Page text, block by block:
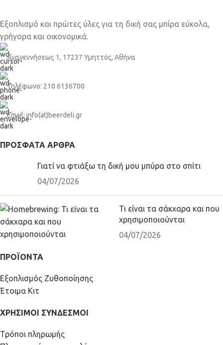
Εξοπλισμό και πρώτες ύλες για τη δική σας μπίρα εύκολα,
γρήγορα και οικονομικά.
Αναγεννήσεως 1, 17237 Υμηττός, Αθήνα
Τηλέφωνο: 210 6136700
Email: info(at)beerdeli.gr
ΠΡΌΣΦΑΤΑ ΆΡΘΡΑ
Γιατί να φτιάξω τη δική μου μπύρα στο σπίτι
04/07/2026
Τι είναι τα σάκχαρα και που
χρησιμοποιούνται
04/07/2026
ΠΡΟΪΟΝΤΑ
Εξοπλισμός Ζυθοποίησης
Έτοιμα Κιτ
ΧΡΗΣΙΜΟΙ ΣΥΝΔΕΣΜΟΙ
Τρόποι πληρωμής